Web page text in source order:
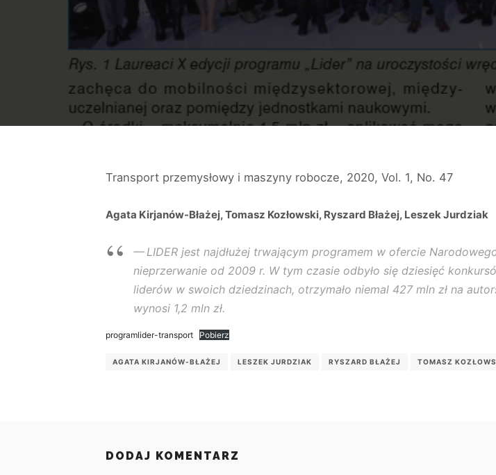
Transport przemysłowy i maszyny robocze, 2020, Vol. 1, No. 47
Agata Kirjanów-Błażej, Tomasz Kozłowski, Ryszard Błażej, Leszek Jurdziak
LIDER jest najdłużej trwającym programem w ofercie
nieprzerwanie od 2009 r. W tym czasie odbyło się dziesięć
liderów w swoich dziedzinach, otrzymało niemal 427 mln zł na
wynosi 1,2 mln zł.
programlider-transport Pobierz
AGATA KIRJANÓW-BŁAŻEJ LESZEK JURDZIAK RYSZARD BŁAŻEJ TOMASZ
DODAJ KOMENTARZ